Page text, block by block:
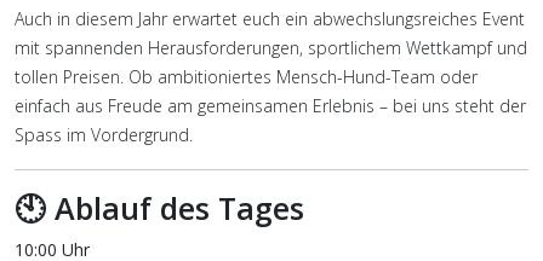
Auch in diesem Jahr erwartet euch ein abwechslungsreiches Event
mit spannenden Herausforderungen, sportlichem Wettkampf und
tollen Preisen. Ob ambitioniertes Mensch-Hund-Team oder
einfach aus Freude am gemeinsamen Erlebnis – bei uns steht der
Spass im Vordergrund.
🕙 Ablauf des Tages
10:00 Uhr